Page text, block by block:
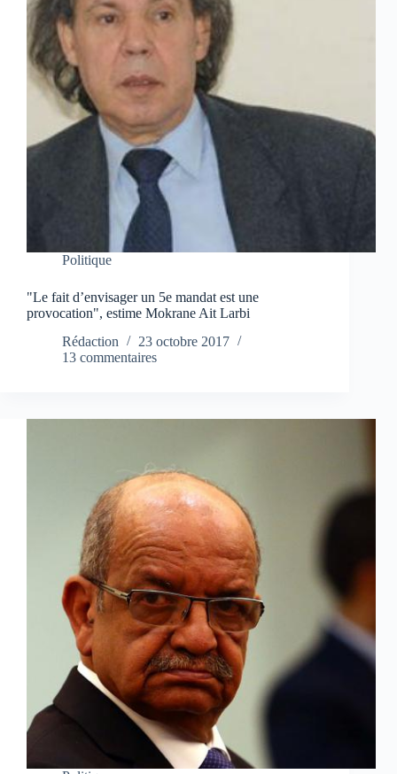
Politique
"Le fait d’envisager un 5e mandat est une
provocation", estime Mokrane Ait Larbi
Rédaction
23 octobre 2017
13 commentaires